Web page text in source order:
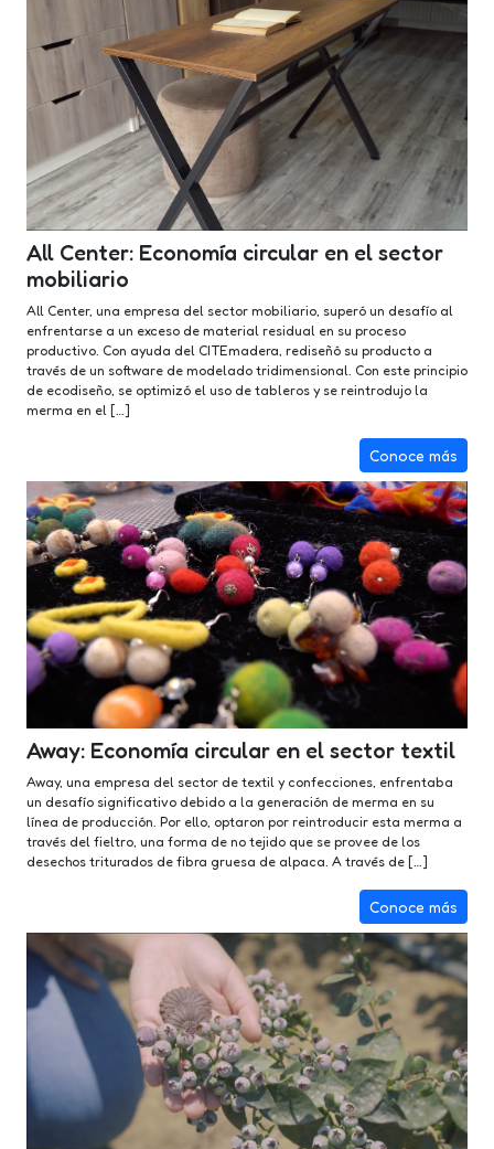
All Center: Economía circular en el sector
mobiliario
All Center, una empresa del sector mobiliario, superó un desafío al
enfrentarse a un exceso de material residual en su proceso
productivo. Con ayuda del CITEmadera, rediseñó su producto a
través de un software de modelado tridimensional. Con este principio
de ecodiseño, se optimizó el uso de tableros y se reintrodujo la
merma en el […]
Conoce más
Away: Economía circular en el sector textil
Away, una empresa del sector de textil y confecciones, enfrentaba
un desafío significativo debido a la generación de merma en su
línea de producción. Por ello, optaron por reintroducir esta merma a
través del fieltro, una forma de no tejido que se provee de los
desechos triturados de fibra gruesa de alpaca. A través de […]
Conoce más